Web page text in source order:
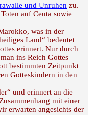
und Unruhen zu.
auf Ceuta sowie
was in der
Land“ bedeutet
erinnert. Nur durch
ins Reich Gottes
bestimmten Zeitpunkt
Gotteskindern in den
und erinnert an die
mit einer
erwarten angesichts der